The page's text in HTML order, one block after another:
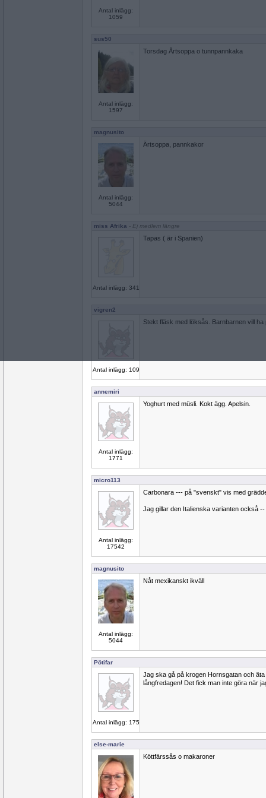
Antal inlägg:
1059
sus50
Antal inlägg:
1597
Torsdag Årtsoppa o tunnpannkaka
magnusito
Antal inlägg:
5044
Ärtsoppa, pannkakor
miss Afrika - Ej medlem längre
Antal inlägg: 341
Tapas ( är i Spanien)
vigren2
Antal inlägg: 109
Stekt fläsk med löksås. Barnbarnen vill ha
annemiri
Antal inlägg:
1771
Yoghurt med müsli. Kokt ägg. Apelsin.
micro113
Antal inlägg:
17542
Carbonara --- på "svenskt" vis med
Jag gillar den Italienska varianten också
magnusito
Antal inlägg:
5044
Nåt mexikanskt ikväll
Pötifar
Antal inlägg: 175
Jag ska gå på krogen Hornsgatan och
långfredagen! Det fick man inte göra när
else-marie
Köttfärssås o makaroner